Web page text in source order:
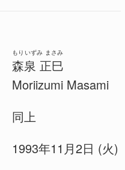
森泉 正巳
もりいずみ まさみ
Moriizumi Masami
同上
1993年11月2日 (火)